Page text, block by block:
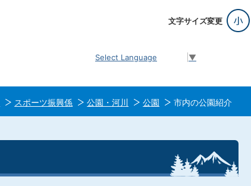
文字サイズ変更
Select Language ▼
スポーツ振興係 公園・河川 公園 市内の公園紹介